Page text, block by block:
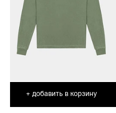
+ добавить в корзину